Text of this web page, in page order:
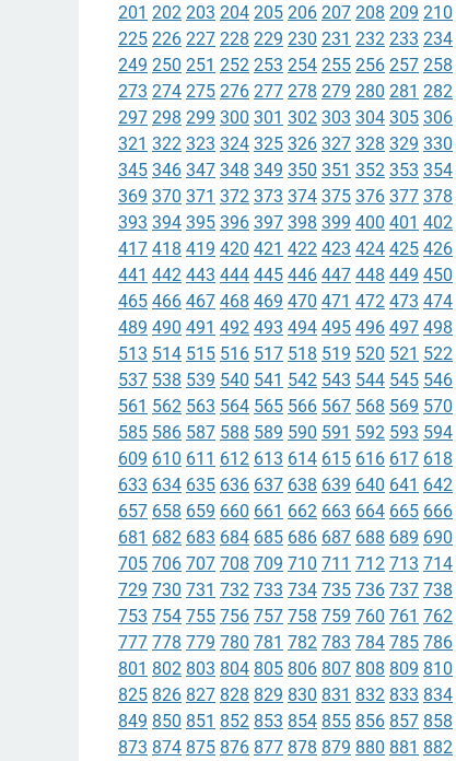
201 202 203 204 205 206 207 208 209 210
225 226 227 228 229 230 231 232 233 234
249 250 251 252 253 254 255 256 257 258
273 274 275 276 277 278 279 280 281 282
297 298 299 300 301 302 303 304 305 306
321 322 323 324 325 326 327 328 329 330
345 346 347 348 349 350 351 352 353 354
369 370 371 372 373 374 375 376 377 378
393 394 395 396 397 398 399 400 401 402
417 418 419 420 421 422 423 424 425 426
441 442 443 444 445 446 447 448 449 450
465 466 467 468 469 470 471 472 473 474
489 490 491 492 493 494 495 496 497 498
513 514 515 516 517 518 519 520 521 522
537 538 539 540 541 542 543 544 545 546
561 562 563 564 565 566 567 568 569 570
585 586 587 588 589 590 591 592 593 594
609 610 611 612 613 614 615 616 617 618
633 634 635 636 637 638 639 640 641 642
657 658 659 660 661 662 663 664 665 666
681 682 683 684 685 686 687 688 689 690
705 706 707 708 709 710 711 712 713 714
729 730 731 732 733 734 735 736 737 738
753 754 755 756 757 758 759 760 761 762
777 778 779 780 781 782 783 784 785 786
801 802 803 804 805 806 807 808 809 810
825 826 827 828 829 830 831 832 833 834
849 850 851 852 853 854 855 856 857 858
873 874 875 876 877 878 879 880 881 882